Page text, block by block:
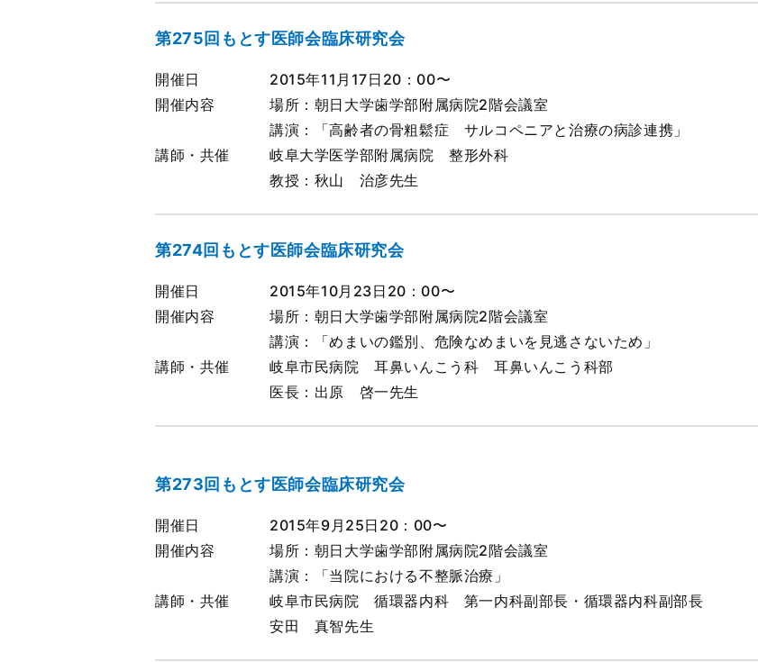
第275回もとす医師会臨床研究会
開催日
2015年11月17日20：00〜
開催内容
場所：朝日大学歯学部附属病院2階会議室
講演：「高齢者の骨粗鬆症 サルコペニアと治療の病診連携」
講師・共催
岐阜大学医学部附属病院 整形外科
教授：秋山 治彦先生
第274回もとす医師会臨床研究会
開催日
2015年10月23日20：00〜
開催内容
場所：朝日大学歯学部附属病院2階会議室
講演：「めまいの鑑別、危険なめまいを見逃さないため」
講師・共催
岐阜市民病院 耳鼻いんこう科 耳鼻いんこう科部
医長：出原 啓一先生
第273回もとす医師会臨床研究会
開催日
2015年9月25日20：00〜
開催内容
場所：朝日大学歯学部附属病院2階会議室
講演：「当院における不整脈治療」
講師・共催
岐阜市民病院 循環器内科 第一内科副部長・循環器内科副部長
安田 真智先生